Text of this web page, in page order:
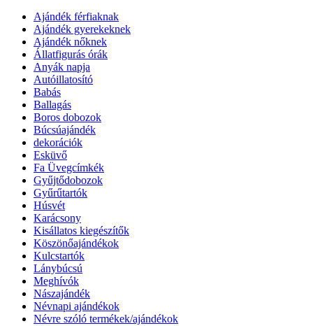
Ajándék férfiaknak
Ajándék gyerekeknek
Ajándék nőknek
Állatfigurás órák
Anyák napja
Autóillatosító
Babás
Ballagás
Boros dobozok
Búcsúajándék
dekorációk
Esküvő
Fa Üvegcímkék
Gyűjtődobozok
Gyűrűtartók
Húsvét
Karácsony
Kisállatos kiegészítők
Köszönőajándékok
Kulcstartók
Lánybúcsú
Meghívók
Nászajándék
Névnapi ajándékok
Névre szóló termékek/ajándékok